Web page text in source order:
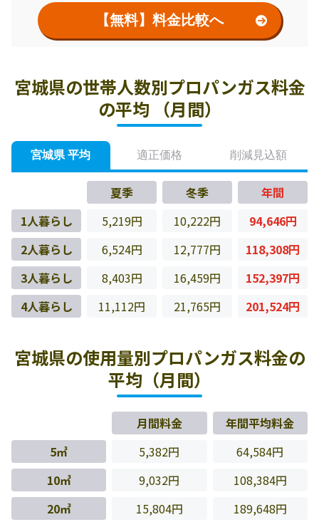
【無料】料金比較へ
宮城県の世帯人数別プロパンガス料金
の平均 （月間）
宮城県 平均 適正価格 削減見込額
夏季 冬季
年間
1人暮らし
5,219円 10,222円
94,646円
2人暮らし
6,524円 12,777円
118,308円
3人暮らし
8,403円 16,459円
152,397円
4人暮らし
11,112円 21,765円 201,524円
宮城県の使用量別プロパンガス料金の
平均（月間）
月間料金
年間平均料金
5㎥
5,382円
64,584円
10㎥
9,032円
108,384円
20㎥
15,804円
189,648円